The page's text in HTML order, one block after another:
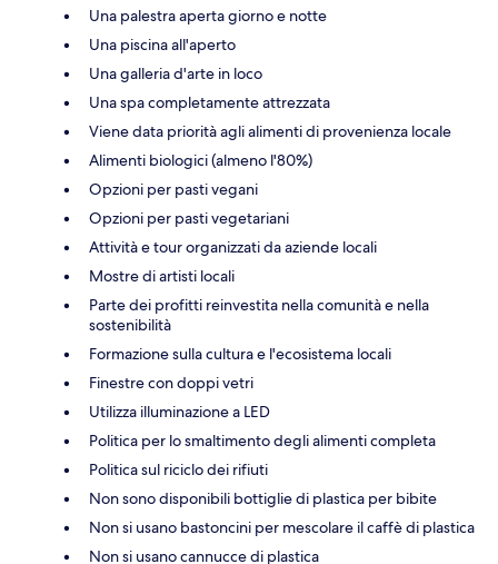
Una palestra aperta giorno e notte
Una piscina all'aperto
Una galleria d'arte in loco
Una spa completamente attrezzata
Viene data priorità agli alimenti di provenienza locale
Alimenti biologici (almeno l'80%)
Opzioni per pasti vegani
Opzioni per pasti vegetariani
Attività e tour organizzati da aziende locali
Mostre di artisti locali
Parte dei profitti reinvestita nella comunità e nella
sostenibilità
Formazione sulla cultura e l'ecosistema locali
Finestre con doppi vetri
Utilizza illuminazione a LED
Politica per lo smaltimento degli alimenti completa
Politica sul riciclo dei rifiuti
Non sono disponibili bottiglie di plastica per bibite
Non si usano bastoncini per mescolare il caffè di plastica
Non si usano cannucce di plastica